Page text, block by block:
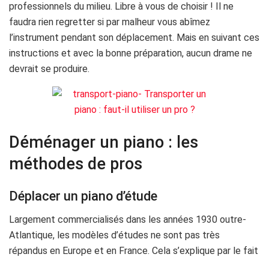
professionnels du milieu. Libre à vous de choisir ! Il ne
faudra rien regretter si par malheur vous abîmez
l’instrument pendant son déplacement. Mais en suivant ces
instructions et avec la bonne préparation, aucun drame ne
devrait se produire.
Déménager un piano : les
méthodes de pros
Déplacer un piano d’étude
Largement commercialisés dans les années 1930 outre-
Atlantique, les modèles d’études ne sont pas très
répandus en Europe et en France. Cela s’explique par le fait